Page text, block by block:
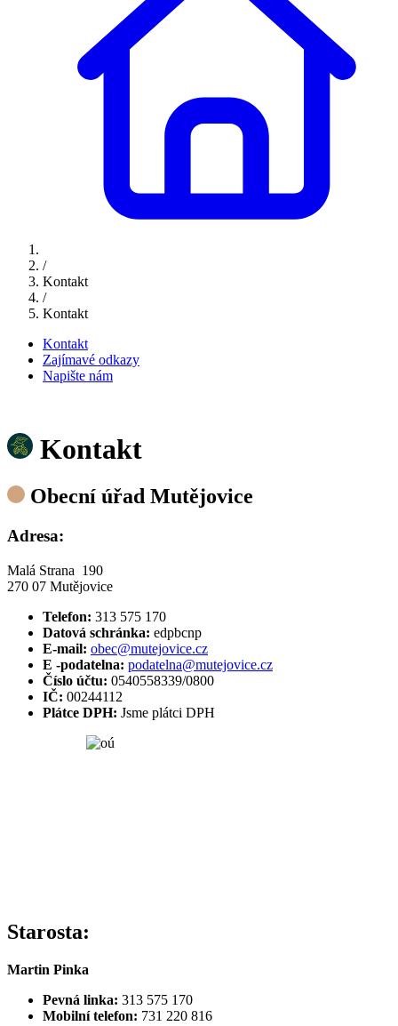
/
Kontakt
/
Kontakt
Kontakt
Zajímavé odkazy
Napište nám
Kontakt
Obecní úřad Mutějovice
Adresa:
Malá Strana 190
270 07 Mutějovice
Telefon: 313 575 170
Datová schránka: edpbcnp
E-mail: obec@mutejovice.cz
E -podatelna: podatelna@mutejovice.cz
Číslo účtu: 0540558339/0800
IČ: 00244112
Plátce DPH: Jsme plátci DPH
Starosta:
Martin Pinka
Pevná linka: 313 575 170
Mobilní telefon: 731 220 816